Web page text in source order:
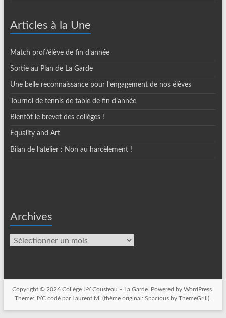
Articles à la Une
Match prof/élève de fin d’année
Sortie au Plan de La Garde
Une belle reconnaissance pour l’engagement de nos élèves
Tournoi de tennis de table de fin d’année
Bientôt le brevet des collèges !
Equality and Art
Bilan de l’atelier : Non au harcèlement !
Archives
Archives
Copyright © 2026Collège J-Y Cousteau – La Garde . Powered byWordPress
Theme: JYC codé par Laurent M. (thème original: Spacious byThemeGrill)